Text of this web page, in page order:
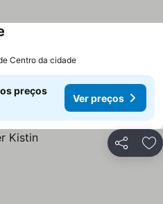
Centro da cidade
preços
Ver preços
Partilhar